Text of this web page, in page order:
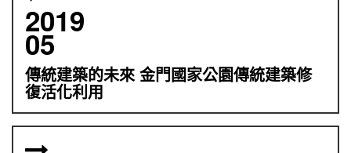
2019
05
傳統建築的未來 金門國家公園傳統建築修
復活化利用